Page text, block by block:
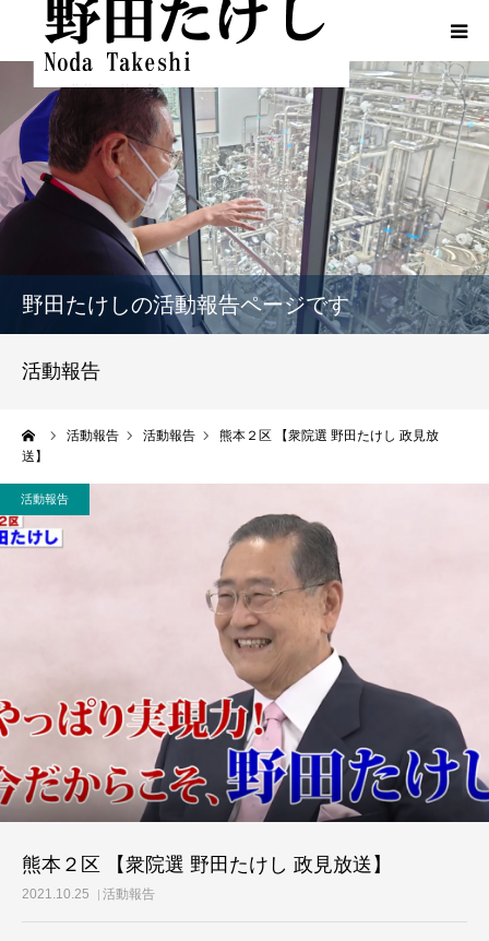
野田たけしの活動報告ページです
活動報告
活動報告 活動報告
熊本２区 【衆院選 野田たけし 政見放
送】
活動報告
熊本２区 【衆院選 野田たけし 政見放送】
2021.10.25 活動報告
HOME
プロフィール
ふるさとでの実績
政策